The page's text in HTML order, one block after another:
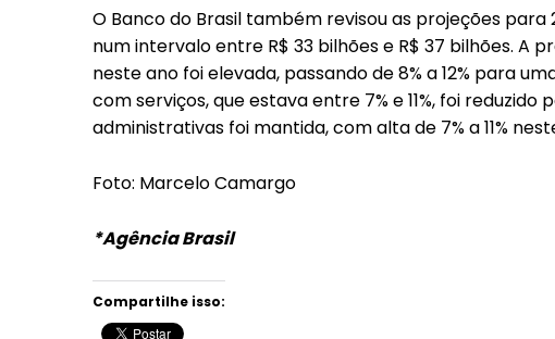
O Banco do Brasil também revisou as projeções
num intervalo entre R$ 33 bilhões e R$ 37 bilhões. A
neste ano foi elevada, passando de 8% a 12% para
com serviços, que estava entre 7% e 11%, foi reduzido
administrativas foi mantida, com alta de 7% a 11%
Foto: Marcelo Camargo
*Agência Brasil
Compartilhe isso: